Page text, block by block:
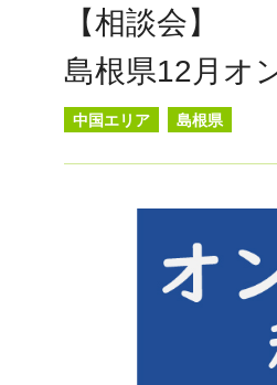
【相談会】
島根県12月オ
中国エリア 島根県